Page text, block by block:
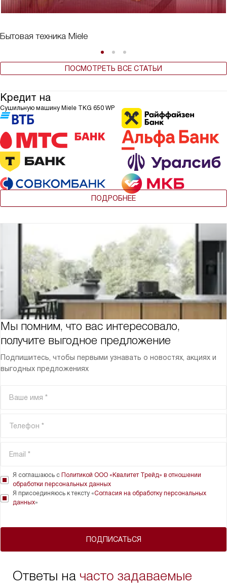
Бытовая техника Miele
ПОСМОТРЕТЬ ВСЕ СТАТЬИ
Кредит на
Сушильную машину Miele TKG 650 WP
ПОДРОБНЕЕ
Мы помним, что вас интересовало,
получите выгодное предложение
Подпишитесь, чтобы первыми узнавать о новостях, акциях и
выгодных предложениях
ПОДПИСАТЬСЯ
Я соглашаюсь с Политикой ООО «Квалитет Трейд» в отношении
обработки персональных данных
Я присоединяюсь к тексту «Согласия на обработку персональных
данных»
Ответы на часто задаваемые